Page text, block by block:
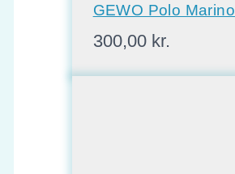
GEWO Polo Marino
300,00 kr.